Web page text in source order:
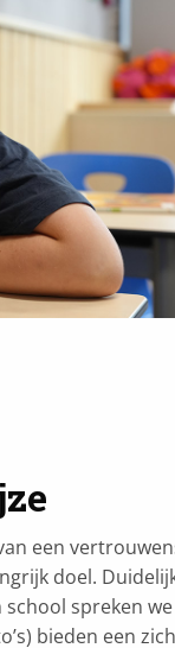
een
doel.
school spreken
bieden een